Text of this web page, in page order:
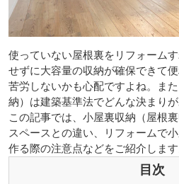
使っていない屋根裏をリフォーム
せずに大容量の収納が確保できて
苦労しないかも心配ですよね。ま
納）は建築基準法でどんな決まり
この記事では、小屋裏収納（屋根
スペースとの違い、リフォームで
作る際の注意点などをご紹介します
目次